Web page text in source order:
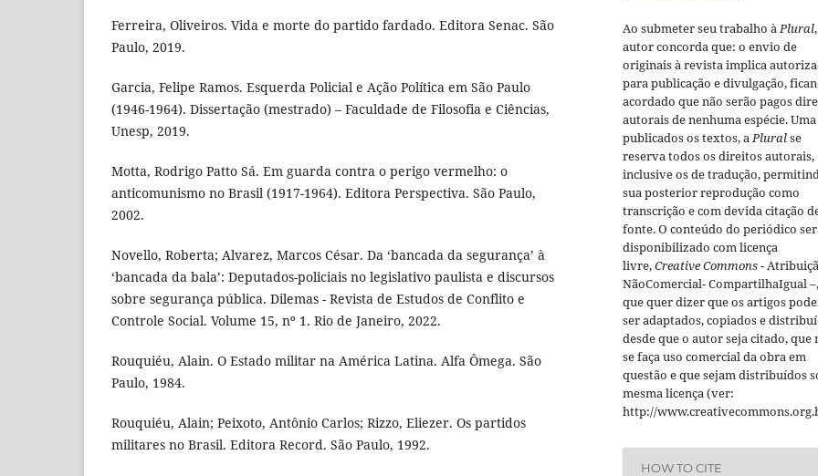
Ferreira, Oliveiros. Vida e morte do partido fardado. Editora Senac. São
Paulo, 2019.
Garcia, Felipe Ramos. Esquerda Policial e Ação Política em São Paulo
(1946-1964). Dissertação (mestrado) – Faculdade de Filosofia e Ciências,
Unesp, 2019.
Motta, Rodrigo Patto Sá. Em guarda contra o perigo vermelho: o
anticomunismo no Brasil (1917-1964). Editora Perspectiva. São Paulo,
2002.
Novello, Roberta; Alvarez, Marcos César. Da ‘bancada da segurança’ à
‘bancada da bala’: Deputados-policiais no legislativo paulista e discursos
sobre segurança pública. Dilemas - Revista de Estudos de Conflito e
Controle Social. Volume 15, nº 1. Rio de Janeiro, 2022.
Rouquiéu, Alain. O Estado militar na América Latina. Alfa Ômega. São
Paulo, 1984.
Rouquiéu, Alain; Peixoto, Antônio Carlos; Rizzo, Eliezer. Os partidos
militares no Brasil. Editora Record. São Paulo, 1992.
Ao submeter seu trabalho àPlural
autor concorda que: o envio de
originais à revista implica
para publicação e divulgação,
acordado que não serão pagos
autorais de nenhuma espécie.
publicados os textos, aPluralse
reserva todos os direitos autorais,
inclusive os de tradução,
sua posterior reprodução como
transcrição e com devida citação
fonte.O conteúdo do periódico
disponibilizado com licença
livre,Creative Commons -
NãoComercial- CompartilhaIgual –
que quer dizer que os artigos
ser adaptados, copiados e
desde que o autor seja citado, que
se faça uso comercial da obra em
questão e que sejam distribuídos
mesma licença (ver:
http://
HOW TO CITE